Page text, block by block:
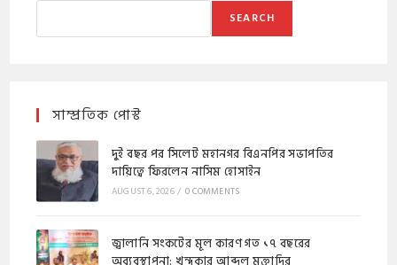
SEARCH
সাম্প্রতিক পোস্ট
দুই বছর পর সিলেট মহানগর বিএনপির সভাপতির
দায়িত্বে ফিরলেন নাসিম হোসাইন
AUGUST 6, 2026/ 0 COMMENTS
জ্বালানি সংকটের মূল কারণ গত ১৭ বছরের